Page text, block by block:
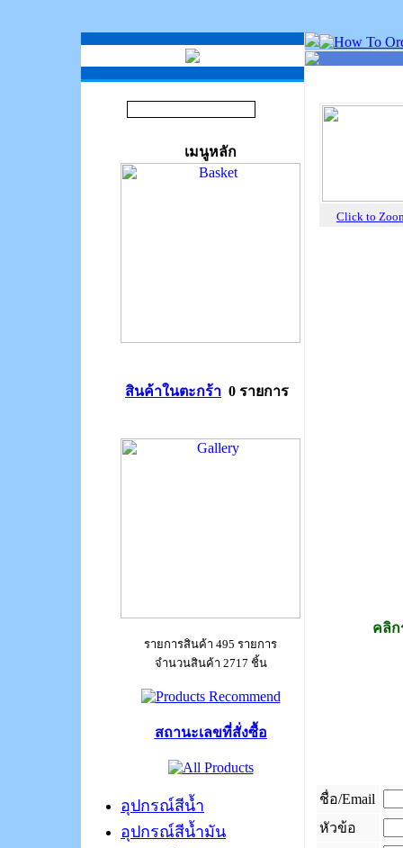
เมนูหลัก
สินค้าในตะกร้า 0 รายการ
รายการสินค้า 495 รายการ
จำนวนสินค้า 2717 ชิ้น
สถานะเลขที่สั่งซื้อ
อุปกรณ์สีน้ำ
อุปกรณ์สีน้ำมัน
Click to
คลิก
ชื่อ/Email
หัวข้อ